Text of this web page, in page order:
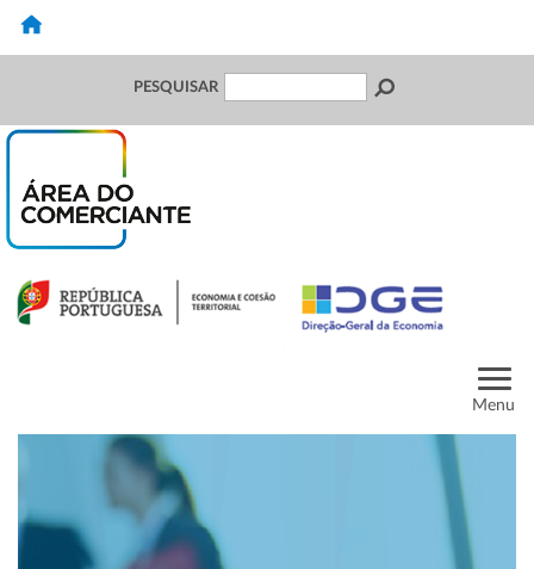
PESQUISAR
Menu